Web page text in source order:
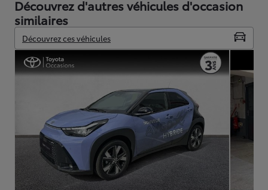
Découvrez d'autres véhicules d'occasion
similaires
Découvrez ces véhicules